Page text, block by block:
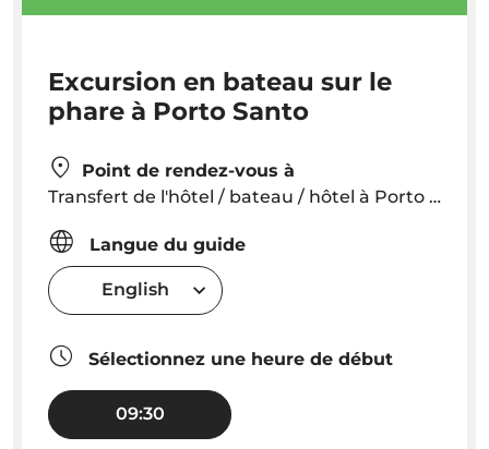
Excursion en bateau sur le
phare à Porto Santo
Point de rendez-vous à
Transfert de l'hôtel / bateau / hôtel à Porto Santo
Langue du guide
English
Sélectionnez une heure de début
09:30